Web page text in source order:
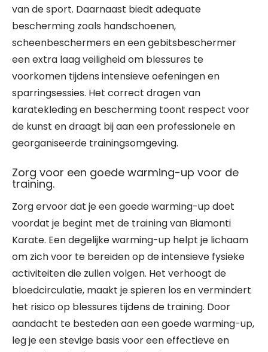
van de sport. Daarnaast biedt adequate
bescherming zoals handschoenen,
scheenbeschermers en een gebitsbeschermer
een extra laag veiligheid om blessures te
voorkomen tijdens intensieve oefeningen en
sparringsessies. Het correct dragen van
karatekleding en bescherming toont respect voor
de kunst en draagt bij aan een professionele en
georganiseerde trainingsomgeving.
Zorg voor een goede warming-up voor de
training.
Zorg ervoor dat je een goede warming-up doet
voordat je begint met de training van Biamonti
Karate. Een degelijke warming-up helpt je lichaam
om zich voor te bereiden op de intensieve fysieke
activiteiten die zullen volgen. Het verhoogt de
bloedcirculatie, maakt je spieren los en vermindert
het risico op blessures tijdens de training. Door
aandacht te besteden aan een goede warming-up,
leg je een stevige basis voor een effectieve en